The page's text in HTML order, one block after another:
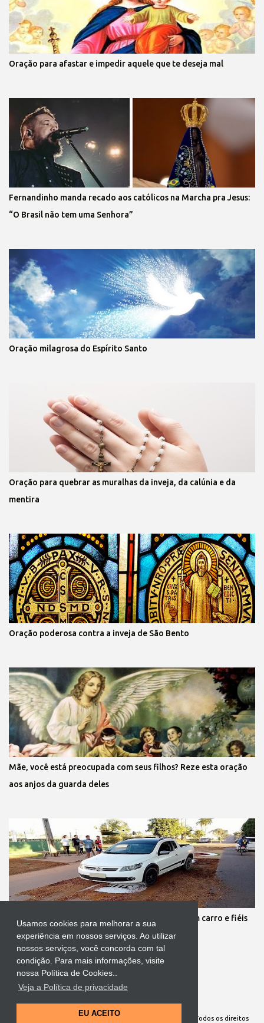
Usamos cookies para melhorar a sua
experiência em nossos serviços. Ao utilizar
nossos serviços, você concorda com tal
condição. Para mais informações, visite
nossa Política de Cookies..
Veja a Política de privacidade
EU ACEITO
Oração para afastar e impedir aquele que te deseja mal
Fernandinho manda recado aos católicos na Marcha pra Jesus:
“O Brasil não tem uma Senhora”
Oração milagrosa do Espírito Santo
Oração para quebrar as muralhas da inveja, da calúnia e da
mentira
Oração poderosa contra a inveja de São Bento
Mãe, você está preocupada com seus filhos? Reze esta oração
aos anjos da guarda deles
Protestante destrói tapete de Corpus Christi com carro e fiéis
se revoltam
Tecnologia do Blogger
Site Oficial da Comunidade Nossa Senhora cuida de mim. Todos os direitos